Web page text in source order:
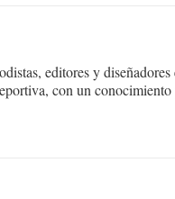
editores y diseñadores
con un